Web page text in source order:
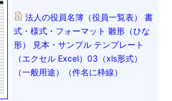
法人の役員名簿（役員一覧表） 書
式・様式・フォーマット 雛形（ひな
形） 見本・サンプル テンプレート
（エクセル Excel）03（xls形式）
（一般用途）（件名に枠線）